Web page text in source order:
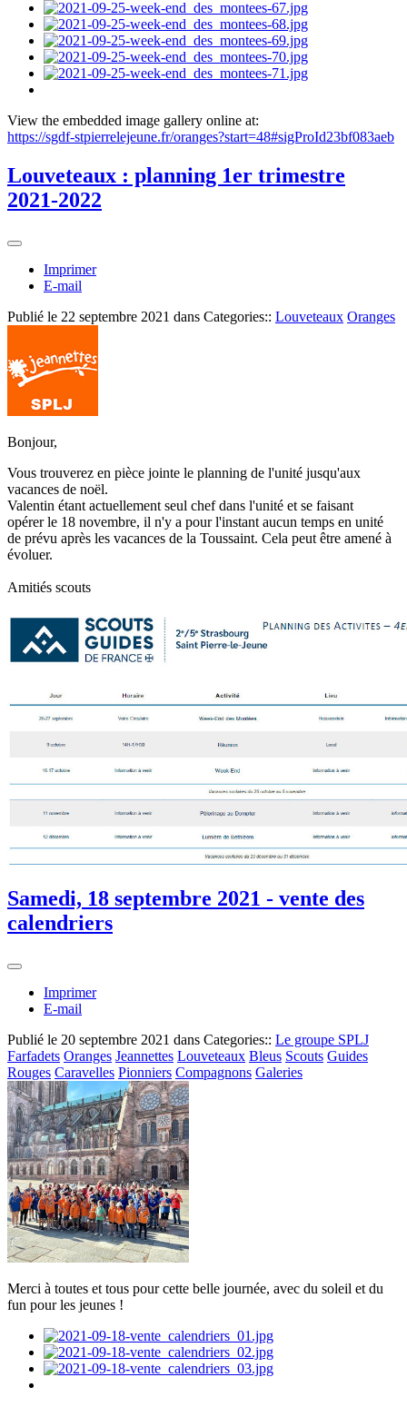
View the embedded image gallery online at:
https://sgdf-stpierrelejeune.fr/oranges?start=48#sigProId23bf083aeb
Louveteaux : planning 1er trimestre
2021-2022
Imprimer
E-mail
Publié le 22 septembre 2021 dans Categories:: Louveteaux Oranges
Bonjour,
Vous trouverez en pièce jointe le planning de l'unité jusqu'aux
vacances de noël.
Valentin étant actuellement seul chef dans l'unité et se faisant
opérer le 18 novembre, il n'y a pour l'instant aucun temps en unité
de prévu après les vacances de la Toussaint. Cela peut être amené à
évoluer.
Amitiés scouts
Samedi, 18 septembre 2021 - vente des
calendriers
Imprimer
E-mail
Publié le 20 septembre 2021 dans Categories:: Le groupe SPLJ
Farfadets Oranges Jeannettes Louveteaux Bleus Scouts Guides
Rouges Caravelles Pionniers Compagnons Galeries
Merci à toutes et tous pour cette belle journée, avec du soleil et du
fun pour les jeunes !